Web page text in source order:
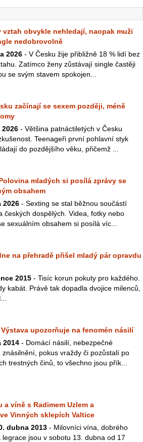
vztah obvykle nehledají, naopak muži
nedobrovolně
2026 - V Česku žije přibližně 18 % lidí bez
Zatímco ženy zůstávají single častěji
se svým stavem spokojen...
začínají se sexem později, méně
- Většina patnáctiletých v Česku
Teenageři první pohlavní styk
do pozdějšího věku, přičemž ...
mladých si posílá zprávy se
obsahem
2026 - Sexting se stal běžnou součástí
českých dospělých. Videa, fotky nebo
sexuálním obsahem si posílá víc...
na přehradě přišel mladý pár opravdu
2015 - Tisíc korun pokuty pro každého.
kabát. Právě tak dopadla dvojice milenců,
upozorňuje na fenomén násilí
2014 - Domácí násilí, nebezpečné
znásilnění, pokus vraždy či pozůstalí po
trestných činů, to všechno jsou přík...
a víně s Radimem Uzlem a
Vinných sklepích Valtice
dubna 2013 - Milovníci vína, dobrého
jsou v sobotu 13. dubna od 17